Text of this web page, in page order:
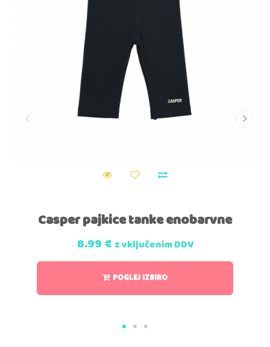
Casper pajkice tanke enobarvne
8.99€ z vključenim DDV
POGLEJ IZBIRO